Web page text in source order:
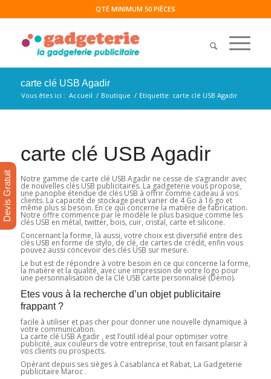
QTÉ MINIMUM 50 PIÈCES
carte clé USB Agadir
Vous êtes ici : Accueil / Boutique / Etiquette: carte clé USB Agadir
carte clé USB Agadir
Notre gamme de carte clé USB Agadir ne cesse de s’agrandir avec
de nouvelles clés USB publicitaires. La gadgeterie vous propose,
une panoplie étendue de clés USB à offrir comme cadeau à vos
clients. La capacité de stockage peut varier de 4 Go à 16 go et
même plus si besoin. En ce qui concerne la matière de fabrication.
Notre offre commence par le modèle le plus basique comme les
clés USB en métal, twitter, bois, cuir, cristal, carte et silicone.
Concernant la forme, là aussi, votre choix est diversifié entre des
clés USB en forme de stylo, de clé, de cartes de crédit, enfin vous
pouvez aussi concevoir des clés USB sur mesure.
Le but est de répondre à votre besoin en ce qui concerne la forme,
la matière et la qualité, avec une impression de votre logo pour
une personnalisation de la Clé USB carte personnalisé (Démo).
Etes vous à la recherche d’un objet publicitaire
frappant ?
facile à utiliser et pas cher pour donner une nouvelle dynamique à
votre communication.
La carte clé USB Agadir , est l’outil idéal pour optimiser votre
publicité, aux couleurs de votre entreprise, tout en faisant plaisir à
vos clients ou prospects.
Opérant depuis ses sièges à Casablanca et Rabat, La Gadgeterie
publicitaire Maroc .
Devis Gratuit